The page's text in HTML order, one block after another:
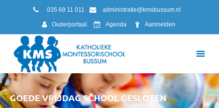
035 69 11 011 administratie@kmsbussum.nl
Ouderportaal Agenda Aanmelden
GOEDE VRIJDAG SCHOOL GESLOTEN